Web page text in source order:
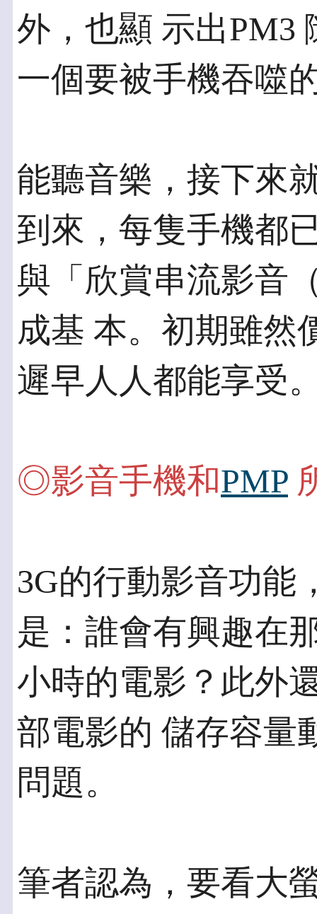
外，也顯 示出PM3
一個要被手機吞噬
能聽音樂，接下來
到來，每隻手機都
與「欣賞串流影音
成基 本。初期雖然
遲早人人都能享受
◎影音手機和PMP
3G的行動影音功能
是：誰會有興趣在
小時的電影？此外
部電影的 儲存容量
問題。
筆者認為，要看大